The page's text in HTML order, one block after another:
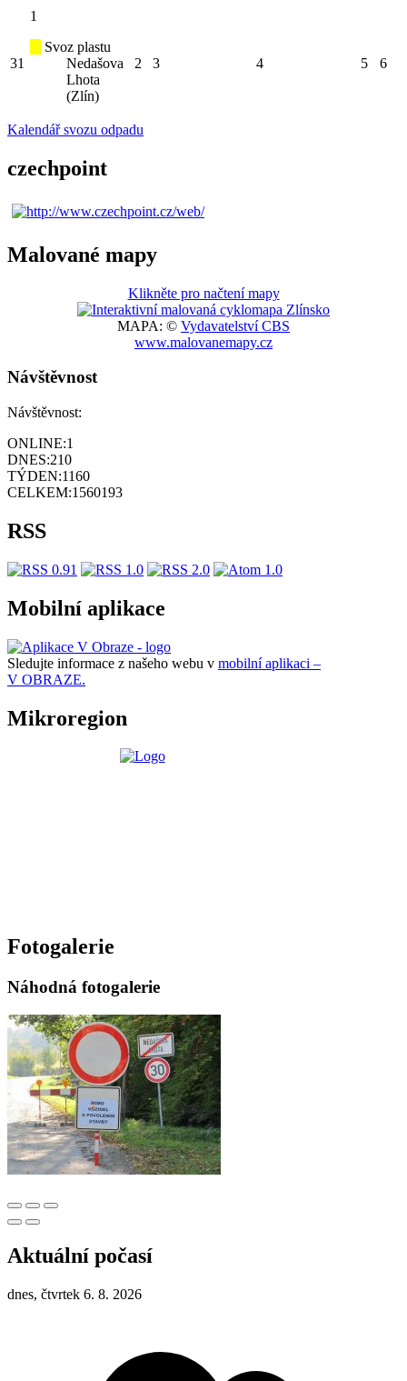
31
1
Svoz plastu
Nedašova
Lhota
(Zlín)
2 3 4 5 6
Kalendář svozu odpadu
czechpoint
Malované mapy
Klikněte pro načtení mapy
MAPA: © Vydavatelství CBS
www.malovanemapy.cz
Návštěvnost
Návštěvnost:
ONLINE:1
DNES:210
TÝDEN:1160
CELKEM:1560193
RSS
Mobilní aplikace
Sledujte informace z našeho webu v mobilní aplikaci –
V OBRAZE.
Mikroregion
Fotogalerie
Náhodná fotogalerie
Aktuální počasí
dnes, čtvrtek 6. 8. 2026